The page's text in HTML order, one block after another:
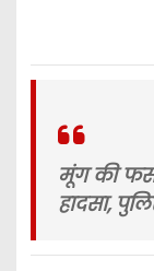
मूंग की
हादसा,